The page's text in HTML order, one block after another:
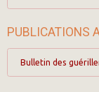
PUBLICATIONS
Bulletin des